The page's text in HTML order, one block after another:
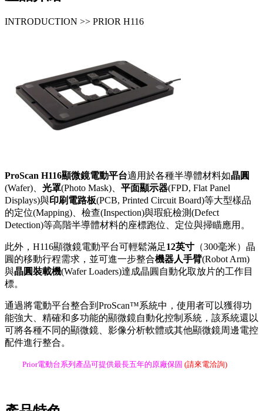
INTRODUCTION >> PRIOR H116
ProScan H116顯微鏡電動平台適用於各種半導體材料如晶圓
(Wafer)、 光罩(Photo Mask)、 平面顯示器(FPD, Flat Panel
Displays)與印刷電路板(PCB, Printed Circuit Board)等大型樣品
的定位(Mapping)、檢查(Inspection)與瑕疪檢測(Defect
Detection)等高階半導體材料的座標跑位、定位與掃瞄應用。
此外，H116顯微鏡電動平台可輕鬆滿足12英寸 （300毫米）晶
圓的移動行程需求，並可進一步整合機器人手臂(Robot Arm)
與晶圓裝載機(Wafer Loaders)達成晶圓自動化取放片的工作目
標。
通過將電動平台整合到ProScan™系統中，使用者可以獲得功
能強大、精確和多功能的顯微鏡自動化控制系統，該系統還以
可將各種不同的顯微鏡、影像分析軟體或其他顯微鏡周邊電控
配件進行整合。
Prior電動台系列產品可提供最長五年的原廠保固 (請來電洽詢)